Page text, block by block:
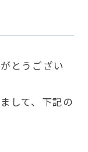
とうござい
して、下記の